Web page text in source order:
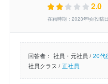
2.0
在籍時期：2023年頃/投稿
回答者： 社員・元社員 / 20代
社員クラス / 正社員